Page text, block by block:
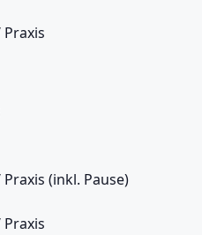
(inkl. Pause)